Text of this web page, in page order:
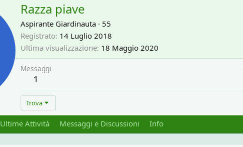
Razza piave
Aspirante Giardinauta · 55
Registrato 14 Luglio 2018
Ultima visualizzazione 18 Maggio 2020
Messaggi
1
Trova
Ultime Attività Messaggi e Discussioni Info